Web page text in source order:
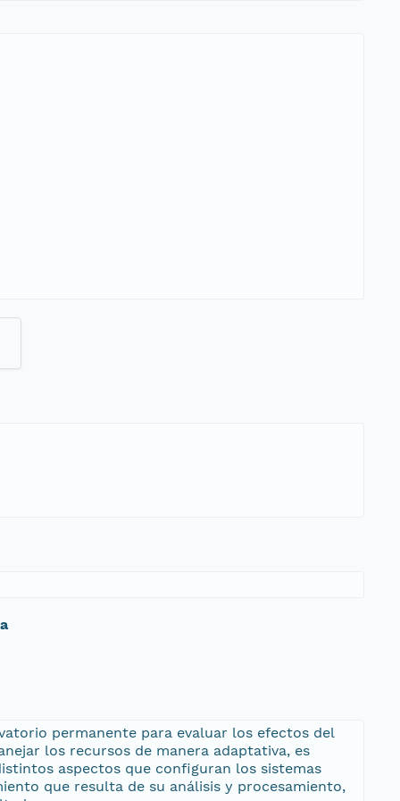
permanente para evaluar los efectos del
los recursos de manera adaptativa, es
aspectos que configuran los sistemas
que resulta de su análisis y procesamiento,